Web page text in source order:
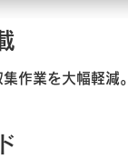
作業を大幅軽減。